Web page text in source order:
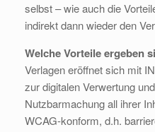
selbst – wie auch die
indirekt dann wieder den
Welche Vorteile ergeben
Verlagen eröffnet sich mit
zur digitalen Verwertung
Nutzbarmachung all ihrer
WCAG-konform, d.h.